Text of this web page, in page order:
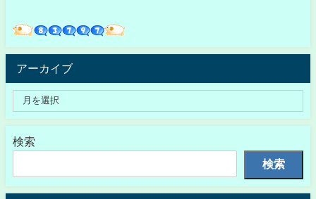
アーカイブ
検索
検索